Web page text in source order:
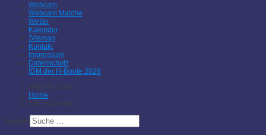
Webcam
Webcam Malche
Wetter
Kalender
Sitemap
Kontakt
Impressum
Datenschutz
IDM der H-Boote 2026
Aktuelle Seite:
Home
TSC-Kalender
Suchen